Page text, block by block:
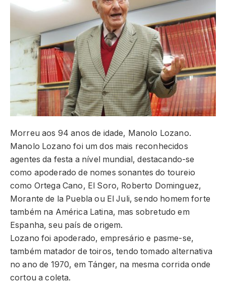
Morreu aos 94 anos de idade, Manolo Lozano.
Manolo Lozano foi um dos mais reconhecidos
agentes da festa a nível mundial, destacando-se
como apoderado de nomes sonantes do toureio
como Ortega Cano, El Soro, Roberto Dominguez,
Morante de la Puebla ou El Juli, sendo homem forte
também na América Latina, mas sobretudo em
Espanha, seu país de origem.
Lozano foi apoderado, empresário e pasme-se,
também matador de toiros, tendo tomado alternativa
no ano de 1970, em Tánger, na mesma corrida onde
cortou a coleta.